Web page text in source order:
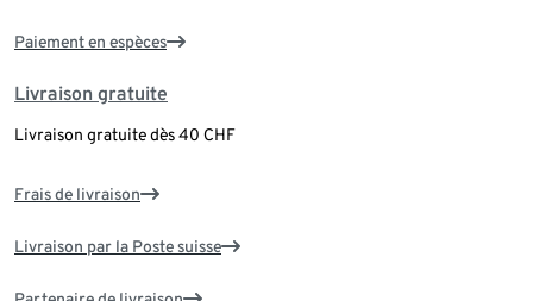
Paiement en espèces
Livraison gratuite
Livraison gratuite dès 40 CHF
Frais de livraison
Livraison par la Poste suisse